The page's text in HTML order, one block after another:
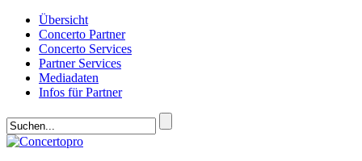
Übersicht
Concerto Partner
Concerto Services
Partner Services
Mediadaten
Infos für Partner